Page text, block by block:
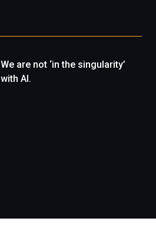
We are not ‘in the singularity’
with AI.